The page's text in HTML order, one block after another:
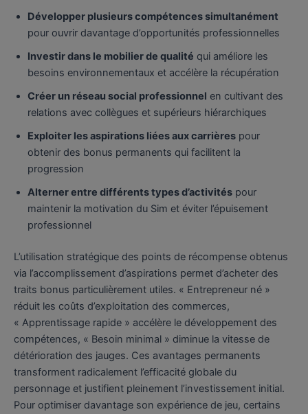
Développer plusieurs compétences simultanément
pour ouvrir davantage d’opportunités professionnelles
Investir dans le mobilier de qualité qui améliore les
besoins environnementaux et accélère la récupération
Créer un réseau social professionnel en cultivant des
relations avec collègues et supérieurs hiérarchiques
Exploiter les aspirations liées aux carrières pour
obtenir des bonus permanents qui facilitent la
progression
Alterner entre différents types d’activités pour
maintenir la motivation du Sim et éviter l’épuisement
professionnel
L’utilisation stratégique des points de récompense obtenus
via l’accomplissement d’aspirations permet d’acheter des
traits bonus particulièrement utiles. « Entrepreneur né »
réduit les coûts d’exploitation des commerces,
« Apprentissage rapide » accélère le développement des
compétences, « Besoin minimal » diminue la vitesse de
détérioration des jauges. Ces avantages permanents
transforment radicalement l’efficacité globale du
personnage et justifient pleinement l’investissement initial.
Pour optimiser davantage son expérience de jeu, certains